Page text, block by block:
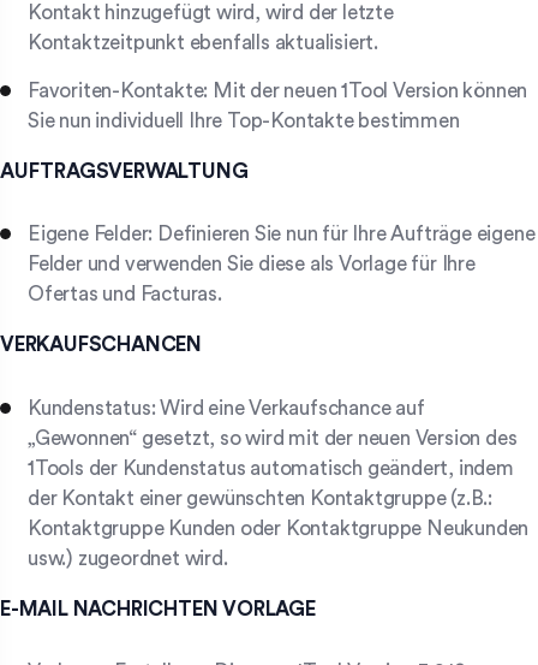
Kontakt hinzugefügt wird, wird der letzte
Kontaktzeitpunkt ebenfalls aktualisiert.
Favoriten-Kontakte: Mit der neuen 1Tool Version können
Sie nun individuell Ihre Top-Kontakte bestimmen
AUFTRAGSVERWALTUNG
Eigene Felder: Definieren Sie nun für Ihre Aufträge eigene
Felder und verwenden Sie diese als Vorlage für Ihre
Ofertas und Facturas.
VERKAUFSCHANCEN
Kundenstatus: Wird eine Verkaufschance auf
„Gewonnen“ gesetzt, so wird mit der neuen Version des
1Tools der Kundenstatus automatisch geändert, indem
der Kontakt einer gewünschten Kontaktgruppe (z.B.:
Kontaktgruppe Kunden oder Kontaktgruppe Neukunden
usw.) zugeordnet wird.
E-MAIL NACHRICHTEN VORLAGE